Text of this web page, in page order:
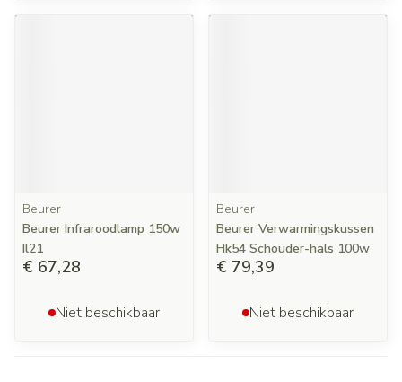
Beurer
Beurer Infraroodlamp 150w
Il21
€ 67,28
Niet beschikbaar
Beurer
Beurer Verwarmingskussen
Hk54 Schouder-hals 100w
€ 79,39
Niet beschikbaar